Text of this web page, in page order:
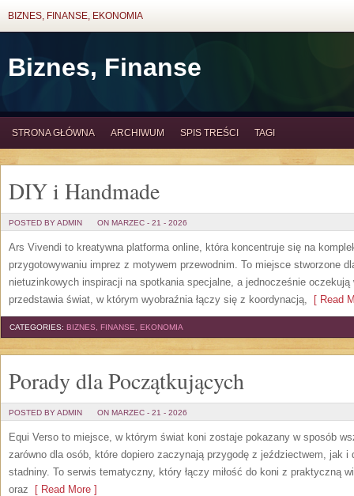
BIZNES, FINANSE, EKONOMIA
Biznes, Finanse
STRONA GŁÓWNA ARCHIWUM SPIS TREŚCI TAGI
DIY i Handmade
POSTED BY ADMIN ON MARZEC - 21 - 2026
Ars Vivendi to kreatywna platforma online, która koncentruje się na
przygotowywaniu imprez z motywem przewodnim. To miejsce stworzone
nietuzinkowych inspiracji na spotkania specjalne, a jednocześnie
przedstawia świat, w którym wyobraźnia łączy się z koordynacją, [ Read
CATEGORIES: BIZNES, FINANSE, EKONOMIA
Porady dla Początkujących
POSTED BY ADMIN ON MARZEC - 21 - 2026
Equi Verso to miejsce, w którym świat koni zostaje pokazany w sposób
zarówno dla osób, które dopiero zaczynają przygodę z jeździectwem, jak
stadniny. To serwis tematyczny, który łączy miłość do koni z praktyczną
oraz [ Read More ]